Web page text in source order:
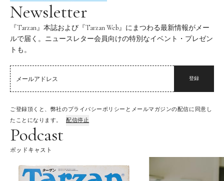
Newsletter
『Tarzan』本誌および『Tarzan Web』にまつわる最新情報がメー
ルで届く。ニュースレター会員向けの特別なイベント・プレゼン
トも。
登録
ご登録頂くと、弊社のプライバシーポリシーとメールマガジンの配信に同意し
たことになります。
配信停止
Podcast
ポッドキャスト